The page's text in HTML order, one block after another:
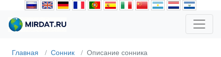
Главная Сонник Описание сонника